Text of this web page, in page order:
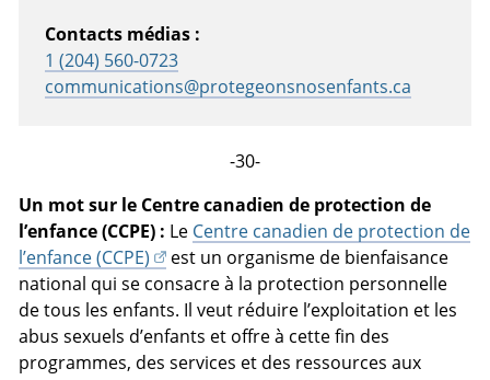
Contacts médias :
1 (204) 560-0723
communications@protegeonsnosenfants.ca
-30-
Un mot sur le Centre canadien de protection de
l’enfance (CCPE) : Le Centre canadien de protection de
l’enfance (CCPE)
est un organisme de bienfaisance
national qui se consacre à la protection personnelle
de tous les enfants. Il veut réduire l’exploitation et les
abus sexuels d’enfants et offre à cette fin des
programmes, des services et des ressources aux